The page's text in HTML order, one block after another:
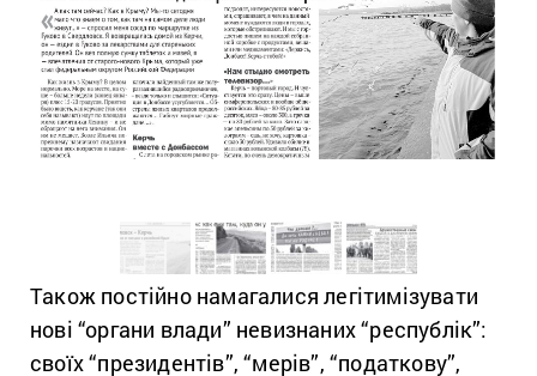
Також постійно намагалися легітимізувати
нові “органи влади” невизнаних “республік”:
своїх “президентів”, “мерів”, “податкову”,